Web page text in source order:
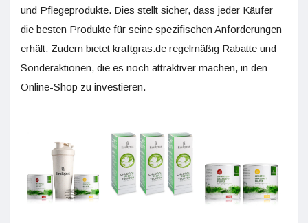
und Pflegeprodukte. Dies stellt sicher, dass jeder Käufer
die besten Produkte für seine spezifischen Anforderungen
erhält. Zudem bietet kraftgras.de regelmäßig Rabatte und
Sonderaktionen, die es noch attraktiver machen, in den
Online-Shop zu investieren.